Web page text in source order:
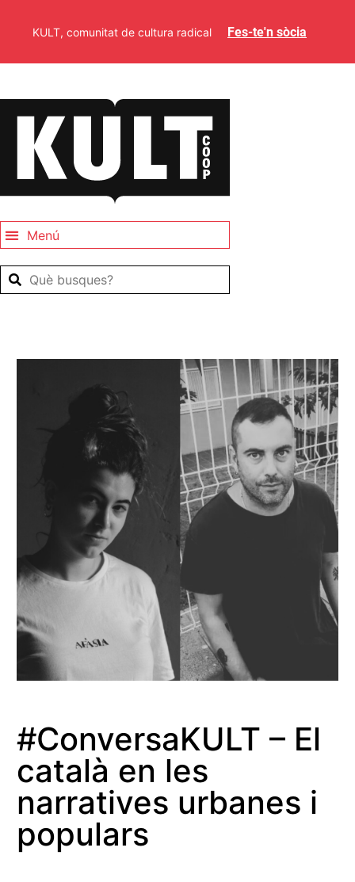
KULT, comunitat de cultura radical Fes-te'n sòcia
#ConversaKULT – El
català en les
narratives urbanes i
populars